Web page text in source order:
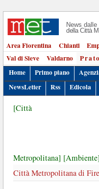
News
della Città
Area Fiorentina Chianti
Val di Sieve
Valdarno Prato
Home
Primo piano
NewsLetter
Rss Edicola
[Città
Metropolitana] [Ambiente]
Città Metropolitana di